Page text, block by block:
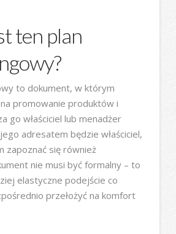
ten plan
to dokument, w którym
promowanie produktów i
go właściciel lub menadżer
adresatem będzie właściciel,
zapoznać się również
nie musi być formalny – to
elastyczne podejście co
przełożyć na komfort